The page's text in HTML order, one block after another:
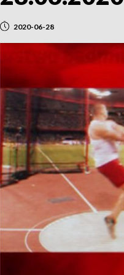
2020-06-28